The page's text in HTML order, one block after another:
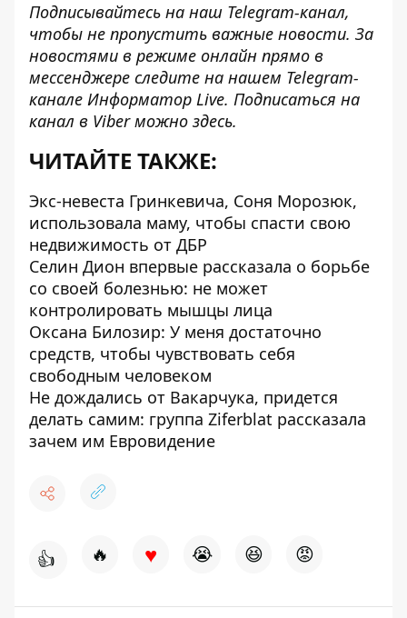
Подписывайтесь на наш Telegram-канал,
чтобы не пропустить важные новости. За
новостями в режиме онлайн прямо в
мессенджере следите на нашем Telegram-
канале Информатор Live. Подписаться на
канал в Viber можно здесь.
ЧИТАЙТЕ ТАКЖЕ:
Экс-невеста Гринкевича, Соня Морозюк,
использовала маму, чтобы спасти свою
недвижимость от ДБР
Селин Дион впервые рассказала о борьбе
со своей болезнью: не может
контролировать мышцы лица
Оксана Билозир: У меня достаточно
средств, чтобы чувствовать себя
свободным человеком
Не дождались от Вакарчука, придется
делать самим: группа Ziferblat рассказала
зачем им Евровидение
👍 🔥 ♥ 😭 😆 😡